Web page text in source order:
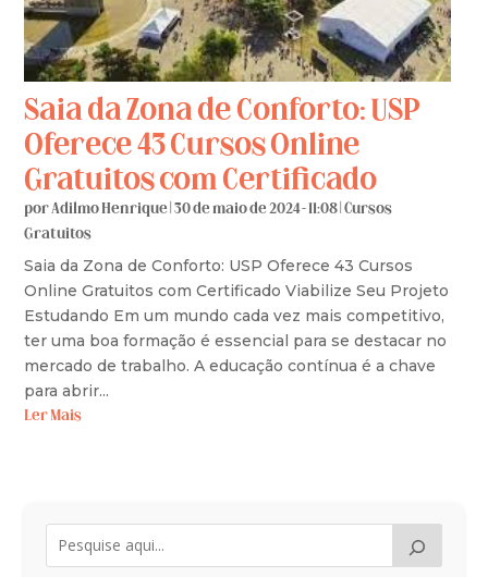
Saia da Zona de Conforto: USP
Oferece 43 Cursos Online
Gratuitos com Certificado
porAdilmo Henrique|30 de maio de 2024 - 11:08|Cursos
Gratuitos
Saia da Zona de Conforto: USP Oferece 43 Cursos
Online Gratuitos com Certificado Viabilize Seu Projeto
Estudando Em um mundo cada vez mais competitivo,
ter uma boa formação é essencial para se destacar no
mercado de trabalho. A educação contínua é a chave
para abrir...
Ler Mais